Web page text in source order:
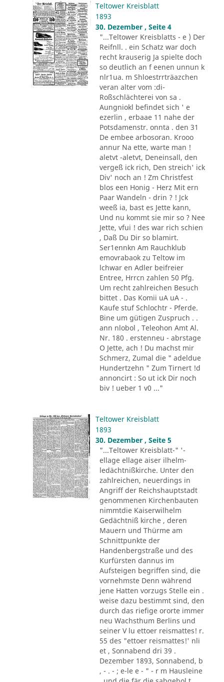
Teltower Kreisblatt
1893
30. Dezember , Seite 4
"...Teltower Kreisblatts - e ) Der
Reifnll. . ein Schatz war doch
recht krauserig Ja spielte doch
so deutlich an f eenen unnun k
nlr1ua. m Shloestrrträazchen
veran alter vom :di-
Roßschlächterei von sa .
Aungniokl befindet sich ' e
ezerlin , erbaae 11 nahe der
Potsdamenstr. onnta . den 31
De embee arbosoran. Krooo
annur Na ette, warte man !
aletvt -aletvt, Deneinsall, den
vergeß ick rich, Den streich' ick
Div' noch an ! Zm Christfest
blos een Honig - Herz Mit ern
Paar Wandeln - drin ? ! Jck
weeß ia, bast es Jette kann,
Und nu kommt sie mir so ? Nee
Jette, vfui ! des war rich schien
, Daß Du Dir so blamirt.
Ser1ennkn Am Rauchklub
emovrabaok zu Teltow im
lchwar en Adler beifreier
Entree, Hrrcn zahlen 50 Pfg.
Um recht zahlreichen Besuch
bittet . Das Komii uA uA - .
Kaufe stuf Schlochtr - Pferde.
Bine um gütigen Zuspruch . .
ann nlobol , Teleohon Amt Al.
Nr. 180 . erstenneu - abrstage
O Jette, ach ! Du machst mir
Schmerz, Zumal die " adeldue
Hundertzehn " Zum Tirnert !d
annoncirt : So ut ick Dir noch
biv ! ueber 1 v0 ..."
Teltower Kreisblatt
1893
30. Dezember , Seite 5
"...Teltower Kreisblatt-" '-
ellage ellage aiser ilhelm-
ledächtnißkirche. Unter den
zahlreichen, neuerdings in
Angriff der Reichshauptstadt
genommenen Kirchenbauten
nimmtdie Kaiserwilhelm
Gedächtniß kirche , deren
Mauern und Thürme am
Schnittpunkte der
Handenbergstraße und des
Kurfürsten dannus im
Aufsteigen begriffen sind, die
vornehmste Denn während
jene Hatten vorzugs Stelle ein .
weise dazu bestimmt sind, den
durch das riefige ororte immer
neu Wachsthum Berlins und
seiner V lu ettoer reismattes! r.
55 des "ettoer reismattes!' nli
et , Sonnabend dri 39 .
Dezember 1893, Sonnabend, b
, - . - ; e-le e - " - r m Hausleine